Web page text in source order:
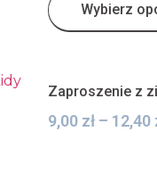
Wybierz
Zaproszenie z
9,00 zł – 12,40